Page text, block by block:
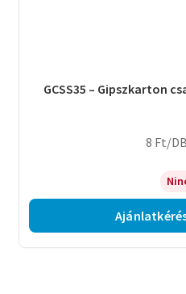
GCSS35 – Gipszkarton
8 Ft/DB